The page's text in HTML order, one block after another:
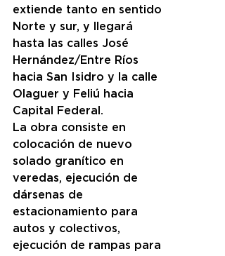
extiende tanto en sentido
Norte y sur, y llegará
hasta las calles José
Hernández/Entre Ríos
hacia San Isidro y la calle
Olaguer y Feliú hacia
Capital Federal.
La obra consiste en
colocación de nuevo
solado granítico en
veredas, ejecución de
dársenas de
estacionamiento para
autos y colectivos,
ejecución de rampas para